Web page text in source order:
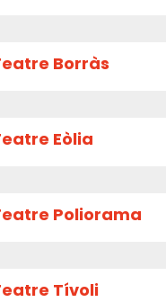
Borràs
Eòlia
Poliorama
Tívoli